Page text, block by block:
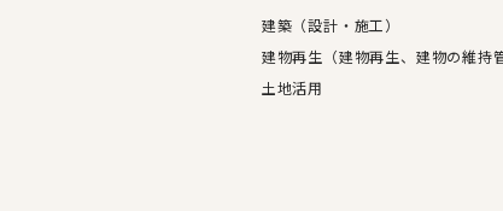
建築（設計・施工）
建物再生（建物再生、建物の維持
土地活用